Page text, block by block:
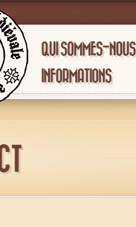
QUI SOMMES-NOUS
INFORMATIONS